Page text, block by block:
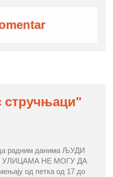
стручњаци"
радним данима ЉУДИ
НЕ МОГУ ДА
од петка од 17 до